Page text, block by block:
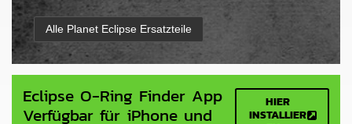
Alle Planet Eclipse Ersatzteile
Eclipse O-Ring Finder App
Verfügbar für iPhone und
HIER
INSTALLIER